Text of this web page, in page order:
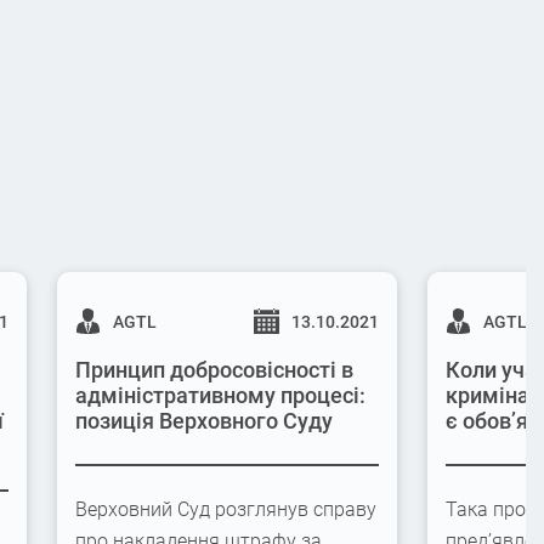
AGTL 13.10.2021
Принцип добросовісності в
адміністративному процесі:
позиція Верховного Суду
Верховний Суд розглянув справу
AGTL
Коли
є
Така